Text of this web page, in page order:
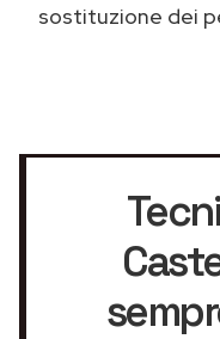
sostituzione dei